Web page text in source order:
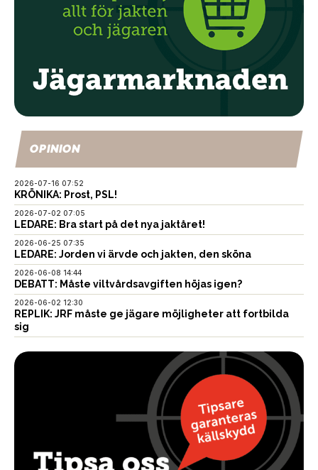
OPINION
2026-07-16 07:52
KRÖNIKA: Prost, PSL!
2026-07-02 07:05
LEDARE: Bra start på det nya jaktåret!
2026-06-25 07:35
LEDARE: Jorden vi ärvde och jakten, den sköna
2026-06-08 14:44
DEBATT: Måste viltvårdsavgiften höjas igen?
2026-06-02 12:30
REPLIK: JRF måste ge jägare möjligheter att fortbilda
sig